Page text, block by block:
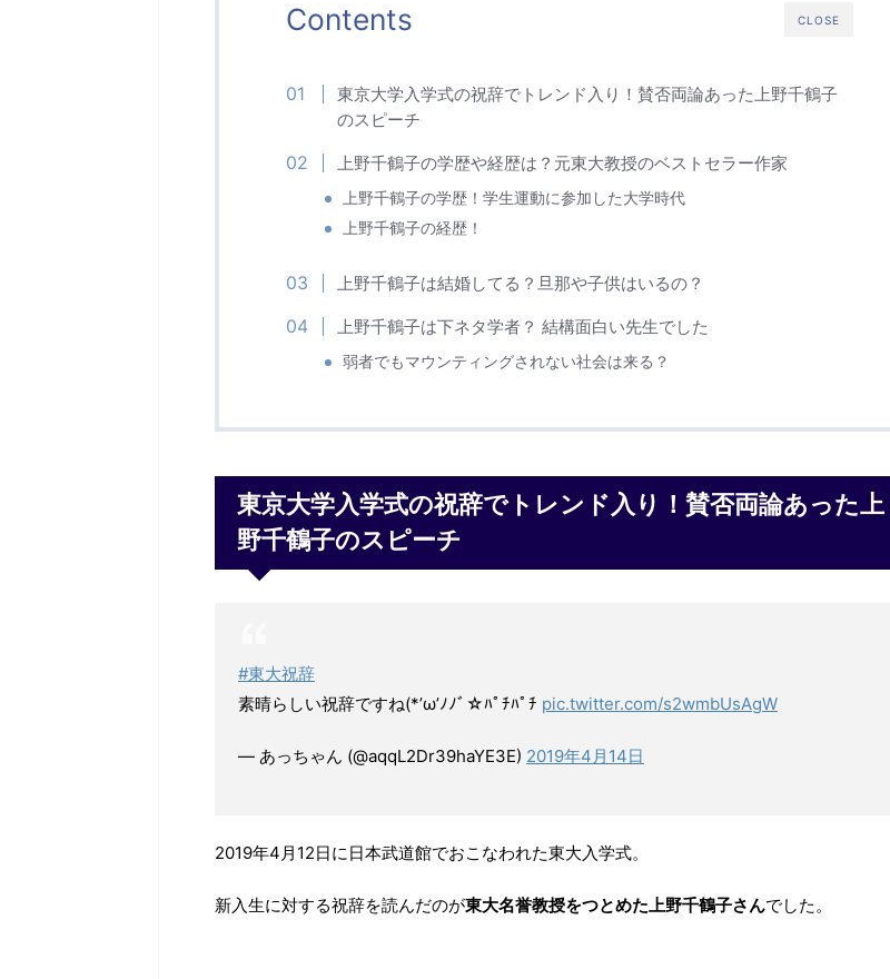
CLOSE
Contents
東京大学入学式の祝辞でトレンド入り！賛否両論あった上野千鶴子
のスピーチ
上野千鶴子の学歴や経歴は？元東大教授のベストセラー作家
上野千鶴子の学歴！学生運動に参加した大学時代
上野千鶴子の経歴！
上野千鶴子は結婚してる？旦那や子供はいるの？
上野千鶴子は下ネタ学者？ 結構面白い先生でした
弱者でもマウンティングされない社会は来る？
東京大学入学式の祝辞でトレンド入り！賛否両論あった上
野千鶴子のスピーチ
#東大祝辞
素晴らしい祝辞ですね(*’ω’ﾉﾉﾞ☆ﾊﾟﾁﾊﾟﾁ pic.twitter.com/s2wmbUsAgW
— あっちゃん (@aqqL2Dr39haYE3E) 2019年4月14日
2019年4月12日に日本武道館でおこなわれた東大入学式。
新入生に対する祝辞を読んだのが東大名誉教授をつとめた上野千鶴子さんでした。